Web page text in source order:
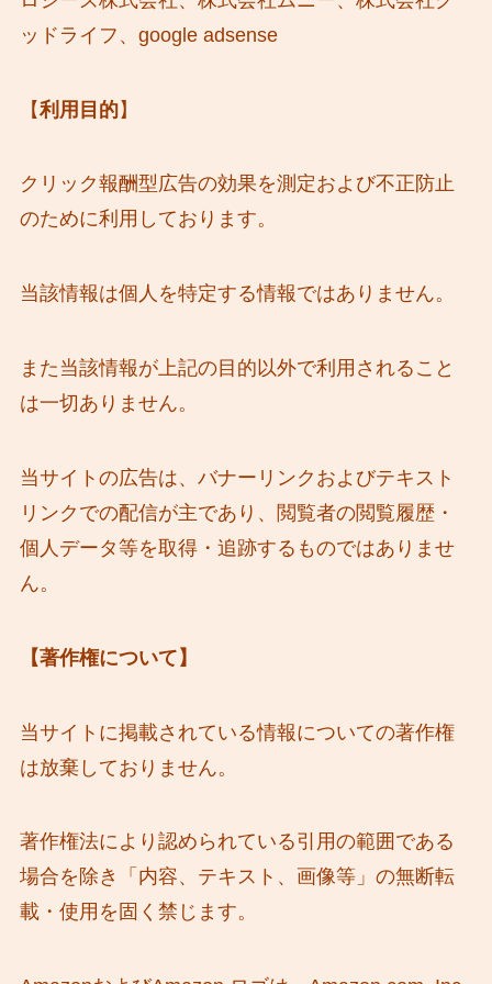
ッドライフ、google adsense
【利用目的】
クリック報酬型広告の効果を測定および不正防止
のために利用しております。
当該情報は個人を特定する情報ではありません。
また当該情報が上記の目的以外で利用されること
は一切ありません。
当サイトの広告は、バナーリンクおよびテキスト
リンクでの配信が主であり、閲覧者の閲覧履歴・
個人データ等を取得・追跡するものではありませ
ん。
【著作権について】
当サイトに掲載されている情報についての著作権
は放棄しておりません。
著作権法により認められている引用の範囲である
場合を除き「内容、テキスト、画像等」の無断転
載・使用を固く禁じます。